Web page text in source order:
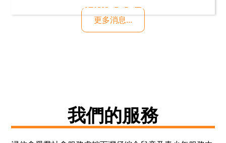
Share🔥🔥🔥 】
更多消息...
我們的服務